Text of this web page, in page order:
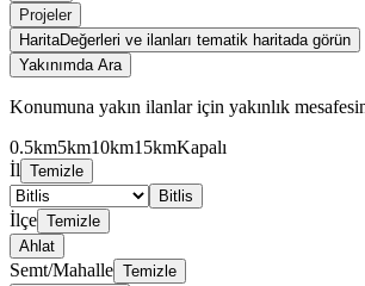
Projeler
HaritaDeğerleri ve ilanları tematik haritada görün
Yakınımda Ara
Konumuna yakın ilanlar için yakınlık
0.5km5km10km15kmKapalı
İl Temizle
Bitlis
İlçe Temizle
Ahlat
Semt/Mahalle Temizle